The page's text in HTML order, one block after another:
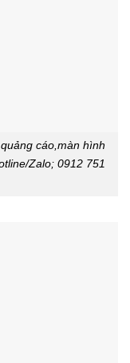
cáo,màn hình
Zalo; 0912 751